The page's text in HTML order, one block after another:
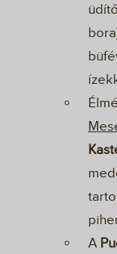
A